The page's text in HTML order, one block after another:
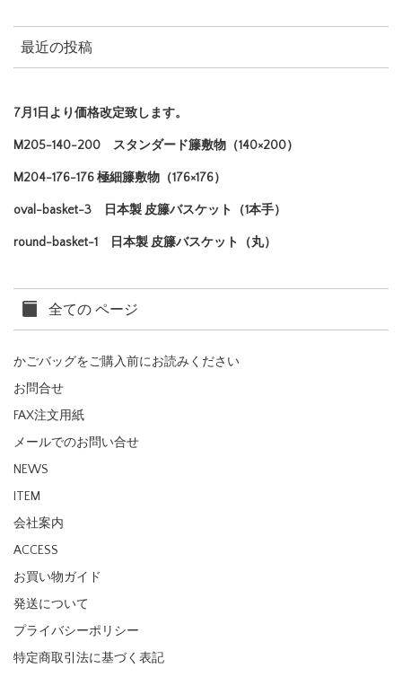
最近の投稿
7月1日より価格改定致します。
M205-140-200 スタンダード籐敷物（140×200）
M204-176-176 極細籐敷物（176×176）
oval-basket-3 日本製 皮籐バスケット（1本手）
round-basket-1 日本製 皮籐バスケット（丸）
全ての ページ
かごバッグをご購入前にお読みください
お問合せ
FAX注文用紙
メールでのお問い合せ
NEWS
ITEM
会社案内
ACCESS
お買い物ガイド
発送について
プライバシーポリシー
特定商取引法に基づく表記